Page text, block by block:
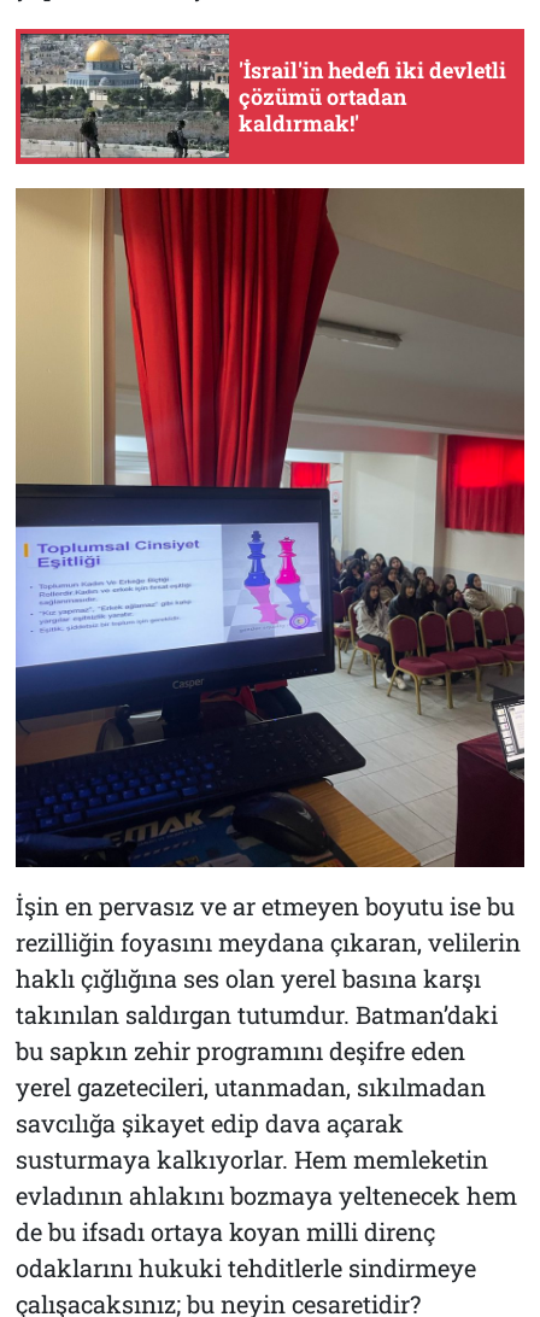
'İsrail'in hedefi iki devletli
çözümü ortadan
kaldırmak!'
İşin en pervasız ve ar etmeyen boyutu ise bu
rezilliğin foyasını meydana çıkaran, velilerin
haklı çığlığına ses olan yerel basına karşı
takınılan saldırgan tutumdur. Batman’daki
bu sapkın zehir programını deşifre eden
yerel gazetecileri, utanmadan, sıkılmadan
savcılığa şikayet edip dava açarak
susturmaya kalkıyorlar. Hem memleketin
evladının ahlakını bozmaya yeltenecek hem
de bu ifsadı ortaya koyan milli direnç
odaklarını hukuki tehditlerle sindirmeye
çalışacaksınız; bu neyin cesaretidir?